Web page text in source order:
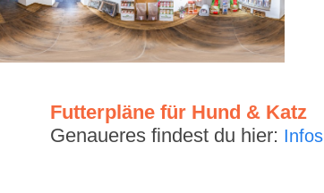
Futterpläne für Hund & Katz
Genaueres findest du hier: Infos